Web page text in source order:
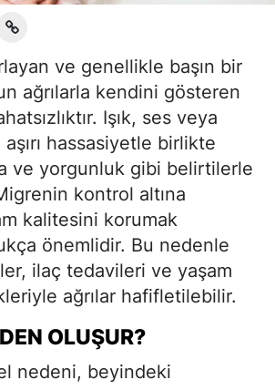
ve genellikle başın bir
ağrılarla kendini gösteren
Işık, ses veya
aşırı hassasiyetle birlikte
ve yorgunluk gibi belirtilerle
kontrol altına
kalitesini korumak
önemlidir. Bu nedenle
ilaç tedavileri ve yaşam
ağrılar hafifletilebilir.
OLUŞUR?
nedeni, beyindeki